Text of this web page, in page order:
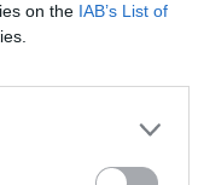
on the IAB’s List of